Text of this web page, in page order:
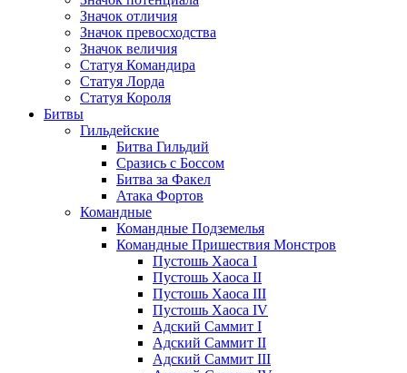
Значок отличия
Значок превосходства
Значок величия
Статуя Командира
Статуя Лорда
Статуя Короля
Битвы
Гильдейские
Битва Гильдий
Сразись с Боссом
Битва за Факел
Атака Фортов
Командные
Командные Подземелья
Командные Пришествия Монстров
Пустошь Хаоса I
Пустошь Хаоса II
Пустошь Хаоса III
Пустошь Хаоса IV
Адский Саммит I
Адский Саммит II
Адский Саммит III